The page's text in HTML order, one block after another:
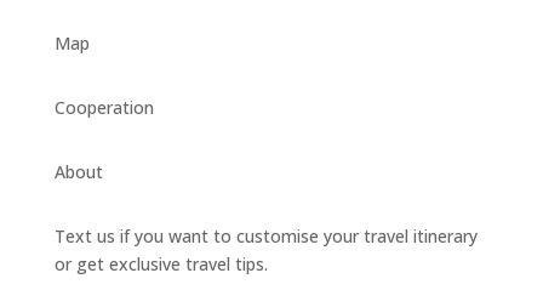
Map
Cooperation
About
Text us if you want to customise your travel itinerary
or get exclusive travel tips.